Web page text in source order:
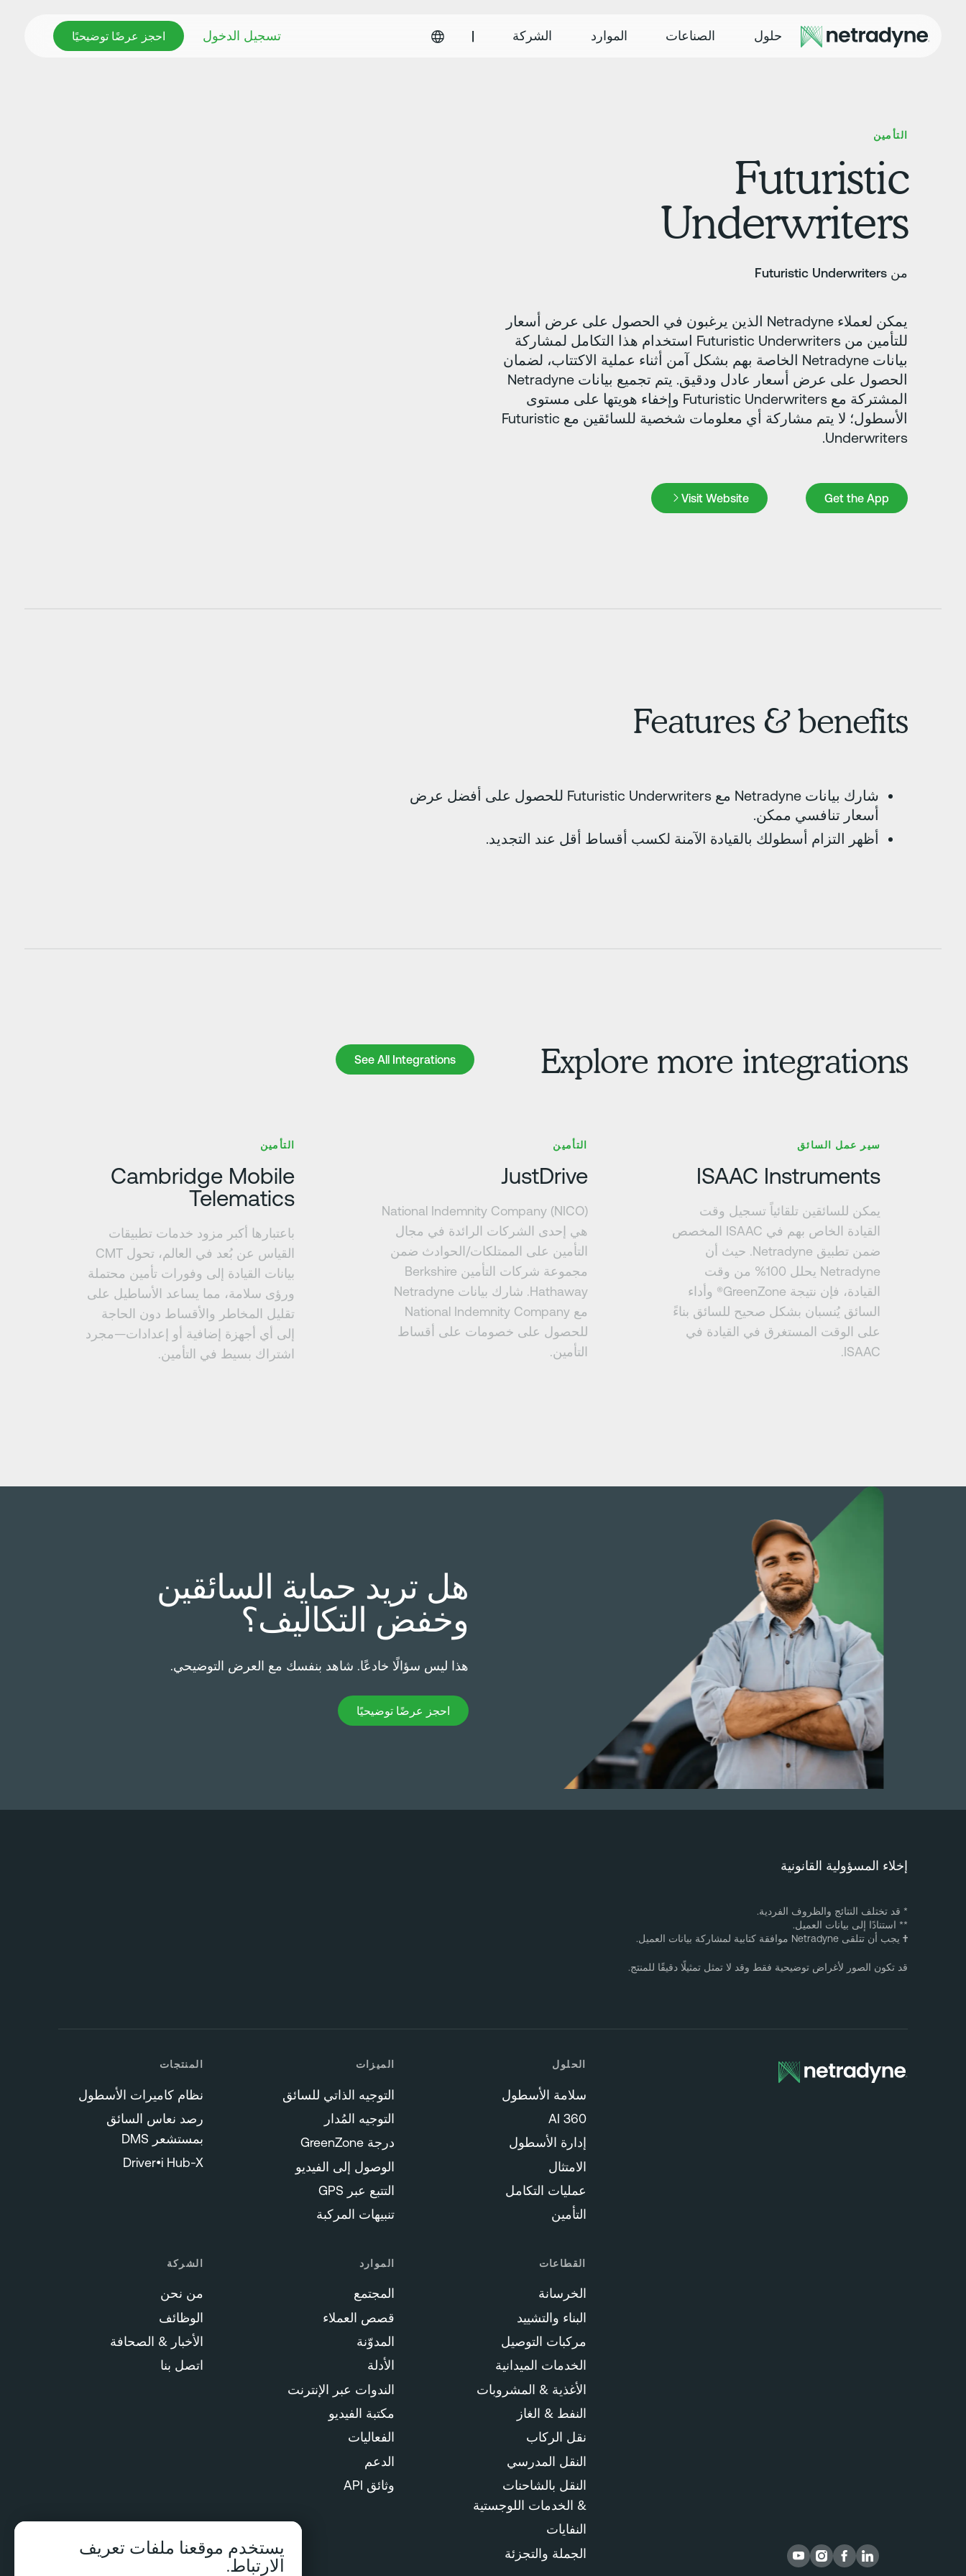
حلول الصناعات الموارد الشركة | تسجيل الدخول احجز عرضًا توضيحيًا
احجز عرضًا توضيحيًا
التأمين
Futuristic
Underwriters
من Futuristic Underwriters
يمكن لعملاء Netradyne الذين يرغبون في الحصول على عرض أسعار
للتأمين من Futuristic Underwriters استخدام هذا التكامل لمشاركة
بيانات Netradyne الخاصة بهم بشكل آمن أثناء عملية الاكتتاب، لضمان
الحصول على عرض أسعار عادل ودقيق. يتم تجميع بيانات Netradyne
المشتركة مع Futuristic Underwriters وإخفاء هويتها على مستوى
الأسطول؛ لا يتم مشاركة أي معلومات شخصية للسائقين مع Futuristic
Underwriters.
Get the App
Get the App
Visit Website
Visit Website
Features & benefits
شارك بيانات Netradyne مع Futuristic Underwriters للحصول على أفضل عرض
أسعار تنافسي ممكن.
أظهر التزام أسطولك بالقيادة الآمنة لكسب أقساط أقل عند التجديد.
Explore more integrations
See All Integrations
See All Integrations
سير عمل السائق
ISAAC Instruments
يمكن للسائقين تلقائياً تسجيل وقت
القيادة الخاص بهم في ISAAC المخصص
ضمن تطبيق Netradyne. حيث أن
Netradyne يحلل 100% من وقت
القيادة، فإن نتيجة GreenZone® وأداء
السائق يُنسبان بشكل صحيح للسائق بناءً
على الوقت المستغرق في القيادة في
ISAAC.
التأمين
JustDrive
National Indemnity Company (NICO)
هي إحدى الشركات الرائدة في مجال
التأمين على الممتلكات/الحوادث ضمن
مجموعة شركات التأمين Berkshire
Hathaway. شارك بيانات Netradyne
مع National Indemnity Company
للحصول على خصومات على أقساط
التأمين.
التأمين
Cambridge Mobile
Telematics
باعتبارها أكبر مزود خدمات تطبيقات
القياس عن بُعد في العالم، تحول CMT
بيانات القيادة إلى وفورات تأمين محتملة
ورؤى سلامة، مما يساعد الأساطيل على
تقليل المخاطر والأقساط دون الحاجة
إلى أي أجهزة إضافية أو إعدادات—مجرد
اشتراك بسيط في التأمين.
هل تريد حماية السائقين
وخفض التكاليف؟
هذا ليس سؤالًا خادعًا. شاهد بنفسك مع العرض التوضيحي.
احجز عرضًا توضيحيًا
احجز عرضًا توضيحيًا
إخلاء المسؤولية القانونية
* قد تختلف النتائج والظروف الفردية.
** استنادًا إلى بيانات العميل.
†يجب أن تتلقى Netradyne موافقة كتابية لمشاركة بيانات العميل.
قد تكون الصور لأغراض توضيحية فقط وقد لا تمثل تمثيلًا دقيقًا للمنتج.
الحلول
سلامة الأسطول
360 AI
إدارة الأسطول
الامتثال
عمليات التكامل
التأمين
الميزات
التوجيه الذاتي للسائق
التوجيه المُدار
درجة GreenZone
الوصول إلى الفيديو
التتبع عبر GPS
تنبيهات المركبة
المنتجات
نظام كاميرات الأسطول
رصد نعاس السائق
بمستشعر DMS
Driver•i Hub-X
القطاعات
الخرسانة
البناء والتشييد
مركبات التوصيل
الخدمات الميدانية
الأغذية & المشروبات
النفط & الغاز
نقل الركاب
النقل المدرسي
النقل بالشاحنات
& الخدمات اللوجستية
النفايات
الجملة والتجزئة
الموارد
المجتمع
قصص العملاء
المدوّنة
الأدلة
الندوات عبر الإنترنت
مكتبة الفيديو
الفعاليات
الدعم
وثائق API
الشركة
من نحن
الوظائف
الأخبار & الصحافة
اتصل بنا
يستخدم موقعنا ملفات تعريف
الارتباط.